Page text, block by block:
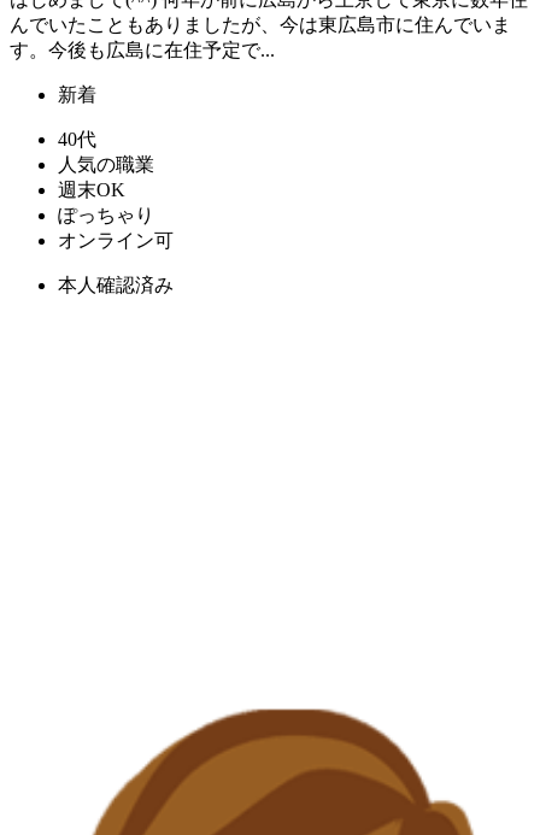
んでいたこともありましたが、今は東広島市に住んでいま
す。今後も広島に在住予定で...
新着
40代
人気の職業
週末OK
ぽっちゃり
オンライン可
本人確認済み